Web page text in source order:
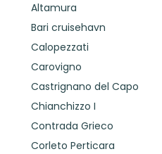
Altamura
Bari cruisehavn
Calopezzati
Carovigno
Castrignano del Capo
Chianchizzo I
Contrada Grieco
Corleto Perticara